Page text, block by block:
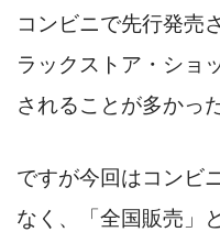
コンビニで先行発売
ラックストア・ショ
されることが多かっ
ですが今回はコンビ
なく、「全国販売」